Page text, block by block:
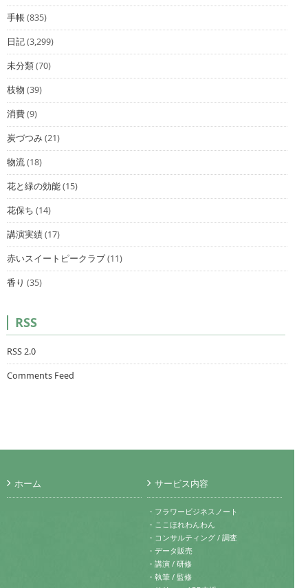
手帳(835)
日記(3,299)
未分類(70)
枝物 (39)
消費(9)
炭づつみ(21)
物流(18)
花と緑の効能(15)
花保ち (14)
講演実績(17)
赤いスイートピークラブ(11)
香り (35)
RSS
RSS 2.0
Comments Feed
ホーム サービス内容
・フラワービジネスノート
・ここほれわんわん
・コンサルティング / 調査
・データ販売
・講演 / 研修
・執筆 / 監修